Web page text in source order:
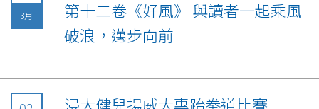
3月
第十二卷《好風》 與讀者一起乘風
破浪，邁步向前
浸大健兒揚威大專跆拳道比賽